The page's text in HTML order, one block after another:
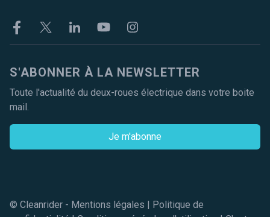
FacebookTwitter LinkekinYoutubeInstagram
S'ABONNER À LA NEWSLETTER
Toute l'actualité du deux-roues électrique dans votre boite
mail.
Je m'abonne
© Cleanrider - Mentions légales
Politique de